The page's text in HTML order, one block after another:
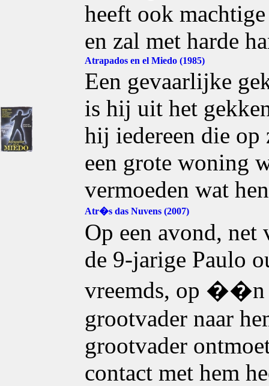
heeft ook
en zal met harde
Atrapados en el Miedo (1985)
Een gevaarlijke
is hij uit het
hij iedereen die
een grote woning
vermoeden wat
Atr�s das Nuvens (2007)
Op een avond,
de 9-jarige Paulo
vreemds, op ��n
grootvader naar
grootvader
contact met hem